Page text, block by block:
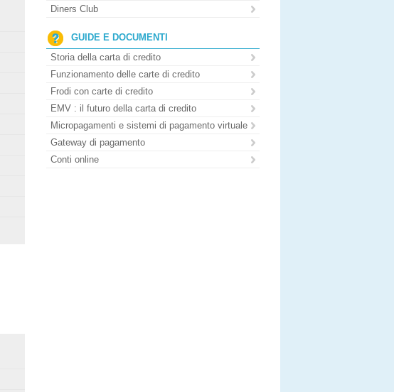
Diners Club
GUIDE E DOCUMENTI
Storia della carta di credito
Funzionamento delle carte di credito
Frodi con carte di credito
EMV : il futuro della carta di credito
Micropagamenti e sistemi di pagamento virtuale
Gateway di pagamento
Conti online